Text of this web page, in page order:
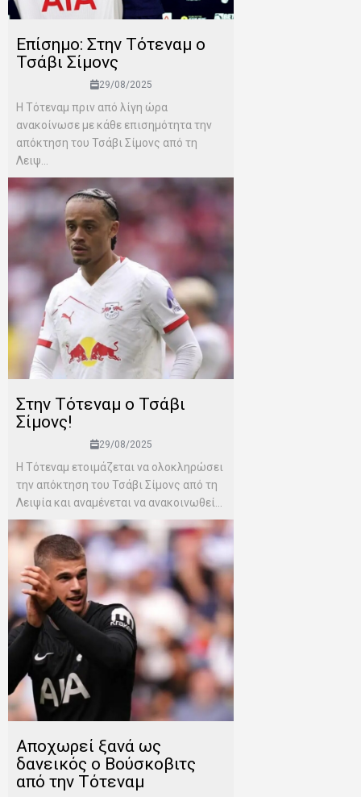
Επίσημο: Στην Τότεναμ ο
Τσάβι Σίμονς
29/08/2025
Η Τότεναμ πριν από λίγη ώρα
ανακοίνωσε με κάθε επισημότητα την
απόκτηση του Τσάβι Σίμονς από τη
Λειψ...
Στην Τότεναμ ο Τσάβι
Σίμονς!
29/08/2025
Η Τότεναμ ετοιμάζεται να ολοκληρώσει
την απόκτηση του Τσάβι Σίμονς από τη
Λειψία και αναμένεται να ανακοινωθεί...
Αποχωρεί ξανά ως
δανεικός ο Βούσκοβιτς
από την Τότεναμ